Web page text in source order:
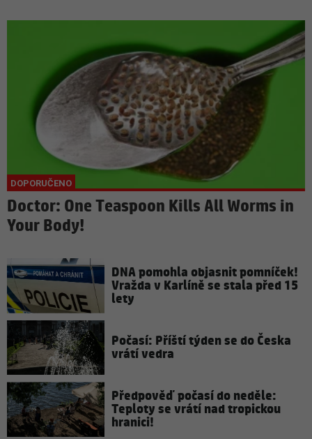
Doctor: One Teaspoon Kills All Worms in
Your Body!
DNA pomohla objasnit pomníček!
Vražda v Karlíně se stala před 15
lety
Počasí: Příští týden se do Česka
vrátí vedra
Předpověď počasí do neděle:
Teploty se vrátí nad tropickou
hranici!